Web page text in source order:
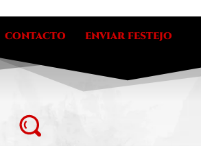
CONTACTO ENVIAR FESTEJO